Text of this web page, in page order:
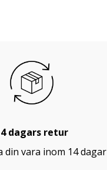
dagars retur
din vara inom 14 dagar